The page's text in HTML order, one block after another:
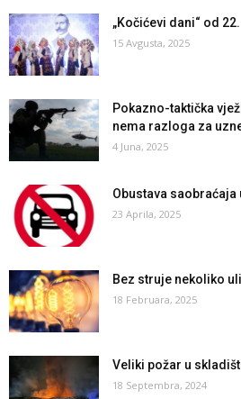
„Kočićevi dani“ od
15 Avgusta, 2025
Pokazno-taktička
nema razloga za
4 Juna, 2025
Obustava saobraćaja
23 Aprila, 2025
Bez struje nekoliko
18 Februara, 2025
Veliki požar u
18 Septembra, 2024